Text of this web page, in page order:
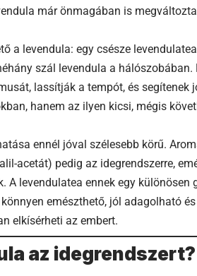
már önmagában is
a levendula: egy csésze levendulatea
szál levendula a hálószobában.
lassítják a tempót, és segítenek
hanem az ilyen kicsi, mégis
ennél jóval szélesebb körű.
acetát) pedig az idegrendszerre,
levendulatea ennek egy különösen
emészthető, jól adagolható és
elkísérheti az embert.
az idegrendszert?